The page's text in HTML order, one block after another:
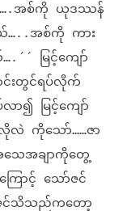
….အစ်ကို ယုဒဿန်
ယ်…..အစ်ကို ကား
မြင့်ကျော်
င်းတွင်ရပ်လိုက်
၍ မြင့်ကျော်
လဲ ကိုသော်……ဇာ
သေအချာကိုတွေ့
ြောင့် သော်ဇင်
ဇင်သိသည်ကတော့